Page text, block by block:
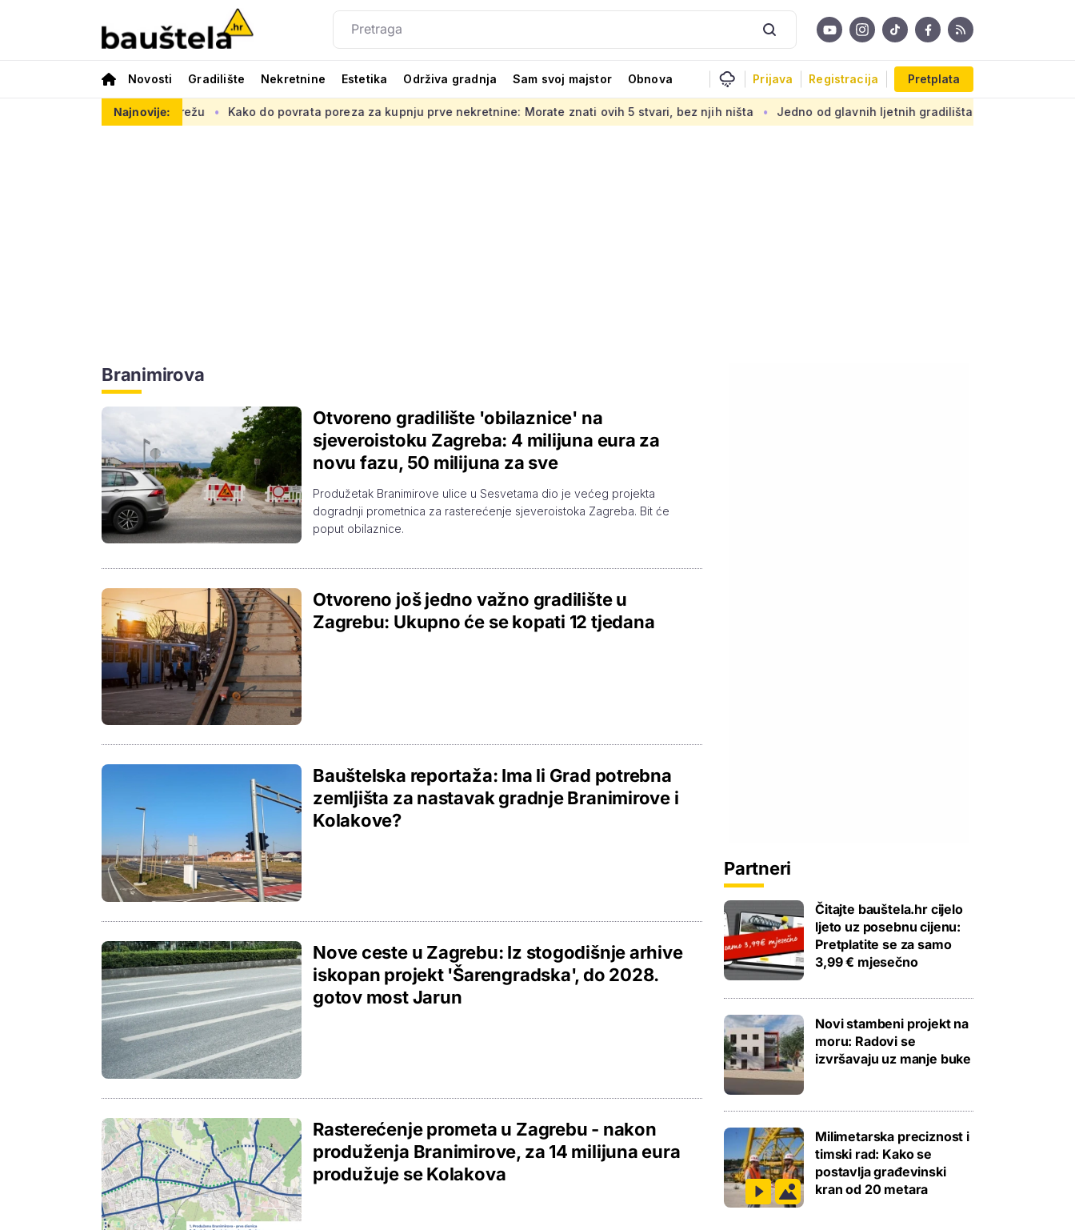
Novosti Gradilište Nekretnine Estetika Održiva gradnja Sam svoj majstor Obnova Prijava Registracija Pretplata
Najnovije:
prometnu mrežu Kako do povrata poreza za kupnju prve nekretnine: Morate znati ovih 5 stvari, bez njih ništa Jedno od glavnih ljetnih gradilišta u Zagrebu: Novi armirani beton
Branimirova
Otvoreno gradilište 'obilaznice' na
sjeveroistoku Zagreba: 4 milijuna eura za
novu fazu, 50 milijuna za sve
Produžetak Branimirove ulice u Sesvetama dio je većeg projekta
dogradnji prometnica za rasterećenje sjeveroistoka Zagreba. Bit će
poput obilaznice.
Otvoreno još jedno važno gradilište u
Zagrebu: Ukupno će se kopati 12 tjedana
Bauštelska reportaža: Ima li Grad potrebna
zemljišta za nastavak gradnje Branimirove i
Kolakove?
Nove ceste u Zagrebu: Iz stogodišnje arhive
iskopan projekt 'Šarengradska', do 2028.
gotov most Jarun
Rasterećenje prometa u Zagrebu - nakon
produženja Branimirove, za 14 milijuna eura
produžuje se Kolakova
Partneri
Čitajte bauštela.hr cijelo
ljeto uz posebnu cijenu:
Pretplatite se za samo
3,99 € mjesečno
Novi stambeni projekt na
moru: Radovi se
izvršavaju uz manje buke
Milimetarska preciznost i
timski rad: Kako se
postavlja građevinski
kran od 20 metara